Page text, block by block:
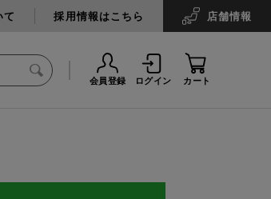
て 採用情報はこちら 店舗情報
会員登録 ログイン カート